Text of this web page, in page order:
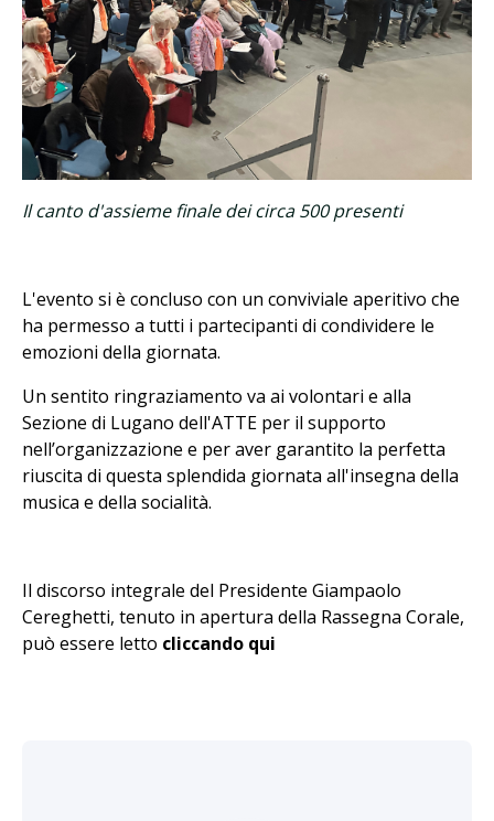
Il canto d'assieme finale dei circa 500 presenti
L'evento si è concluso con un conviviale aperitivo che
ha permesso a tutti i partecipanti di condividere le
emozioni della giornata.
Un sentito ringraziamento va ai volontari e alla
Sezione di Lugano dell'ATTE per il supporto
nell’organizzazione e per aver garantito la perfetta
riuscita di questa splendida giornata all'insegna della
musica e della socialità.
Il discorso integrale del Presidente Giampaolo
Cereghetti, tenuto in apertura della Rassegna Corale,
può essere letto cliccando qui